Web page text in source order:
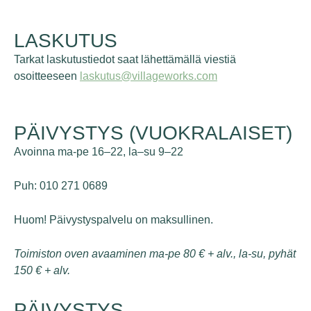
LASKUTUS
Tarkat laskutustiedot saat lähettämällä viestiä
osoitteeseen laskutus@villageworks.com
PÄIVYSTYS (VUOKRALAISET)
Avoinna ma-pe 16–22, la–su 9–22
Puh: 010 271 0689
Huom! Päivystyspalvelu on maksullinen.
Toimiston oven avaaminen ma-pe 80 € + alv., la-su, pyhät
150 € + alv.